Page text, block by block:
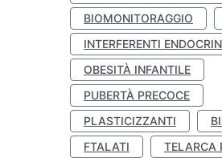
BIOMONITORAGGIO
INTERFERENTI
OBESITÀ INFANTILE
PUBERTÀ PRECOCE
PLASTICIZZANTI
FTALATI
TELARCA